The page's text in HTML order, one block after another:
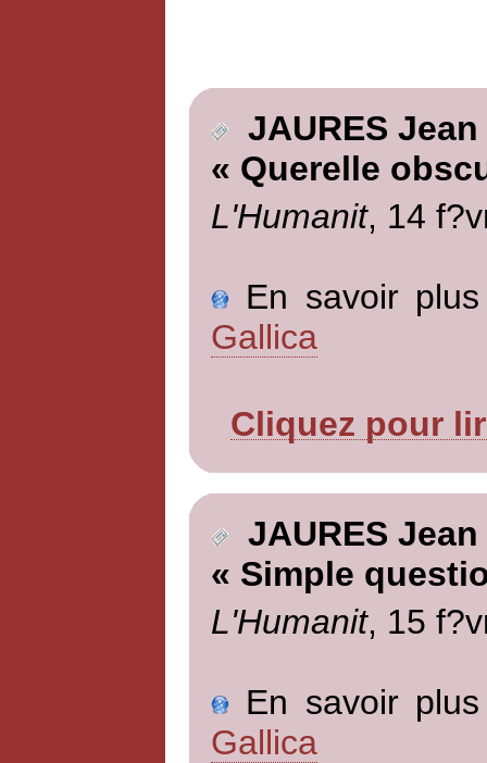
JAURES Jean
« Querelle
L'Humanit, 14
En savoir
Gallica
Cliquez pour
JAURES Jean
« Simple
L'Humanit, 15
En savoir
Gallica